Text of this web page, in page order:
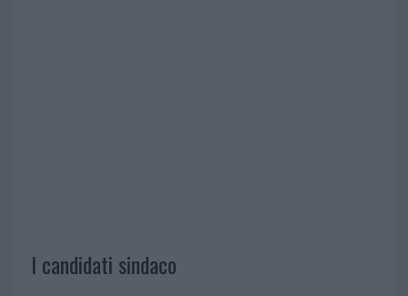
I candidati sindaco